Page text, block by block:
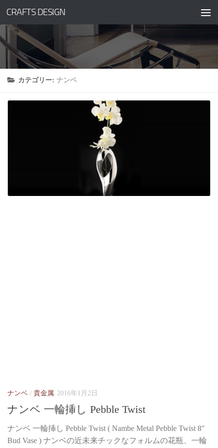
コンテンツへスキップ
CRAFTS DESIGN
カテゴリー: ナンベ
ナンベ / 貴金属 2016年1月2日
ナンベ 一輪挿し Pebble Twist
ナンベ 一輪挿し Pebble Twist ( Nambe Metal Pebble Twist 8″
Bud Vase ) ナンベの近未来チックなフォルムの花瓶、一輪